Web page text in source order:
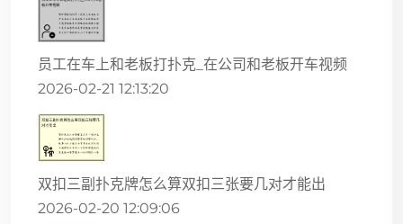
员工在车上和老板打扑克_在公司和老板开车视频
2026-02-21 12:13:20
双扣三副扑克牌怎么算双扣三张要几对才能出
2026-02-20 12:09:06